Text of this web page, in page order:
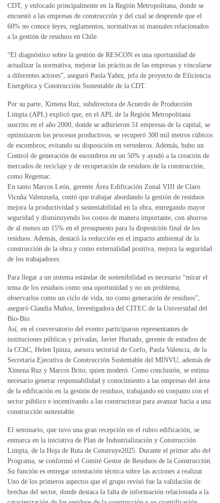
CDT, y enfocado principalmente en la Región Metropolitana, donde se
encuestó a las empresas de construcción y del cual se desprende que el
60% no conoce leyes, reglamentos, normativas ni manuales relacionados
a la gestión de residuos en Chile.
“El diagnóstico sobre la gestión de RESCON es una oportunidad de
actualizar la normativa, mejorar las prácticas de las empresas y vincularse
a diferentes actores”, aseguró Paola Yañez, jefa de proyecto de Eficiencia
Energética y Construcción Sustentable de la CDT.
Por su parte, Ximena Ruz, subdirectora de Acuerdo de Producción
Limpia (APL) explicó que, en el APL de la Región Metropolitana
suscrito en el año 2000, donde se adhirieron 51 empresas de la capital, se
optimizaron los procesos productivos, se recuperó 300 mil metros cúbicos
de escombros; evitando su disposición en vertederos. Además, hubo un
Control de generación de escombros en un 50% y ayudó a la creación de
mercados de reciclaje y de recuperación de residuos de la construcción,
como Regemac.
En tanto Marcos León, gerente Área Edificación Zonal VIII de Claro
Vicuña Valenzuela, contó que trabajar abordando la gestión de residuos
mejora la productividad y sustentabilidad en la obra, entregando mayor
seguridad y disminuyendo los costos de manera importante, con ahorros
de al menos un 15% en el presupuesto para la disposición final de los
residuos. Además, destacó la reducción en el impacto ambiental de la
construcción de la obra y como externalidad positiva, mejora la seguridad
de los trabajadores.
Para llegar a un sistema estándar de sostenibilidad es necesario “mirar el
tema de los residuos como una oportunidad y no un problema,
observarlos como un ciclo de vida, no como generación de residuos”,
aseguró Claudia Muñoz, Investigadora del CITEC de la Universidad del
Bío-Bío.
Así, en el conversatorio del evento participaron representantes de
instituciones públicas y privadas, Javier Hurtado, gerente de estudios de
la CChC, Helen Ipinza, asesora sectorial de Corfo, Paola Valencia, de la
Secretaria Ejecutiva de Construcción Sustentable del MINVU, además de
Ximena Ruz y Marcos Brito, quien moderó. Como conclusión, se estima
necesario generar responsabilidad y conocimiento a las empresas del área
de la edificación en la gestión de residuos, trabajando en conjunto con el
sector público e incentivando a las constructoras para avanzar hacia a una
construcción sustentable.
El seminario, que tuvo una gran recepción en el rubro edificación, se
enmarca en la iniciativa de Plan de Industrialización y Construcción
Limpia, de la Hoja de Ruta de Construye2025. Durante el primer año del
Programa, se conformó el Comité Gestor de Residuos de la Construcción.
Su función es entregar orientación técnica sobre las acciones a realizar.
Uno de los primeros aspectos que el grupo revisó fue la validación de
brechas del sector, donde destaca la falta de información relacionada a la